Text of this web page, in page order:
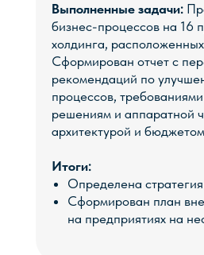
Выполненные задачи:
бизнес-процессов на 16
холдинга,
Сформирован отчет с
рекомендаций по
процессов,
решениям и аппаратной
архитектурой и
Итоги:
Определена
Сформирован план
на предприятиях на
Оставить заявку